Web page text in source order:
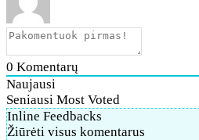
0 Komentarų
Naujausi
Seniausi Most Voted
Inline Feedbacks
Žiūrėti visus komentarus